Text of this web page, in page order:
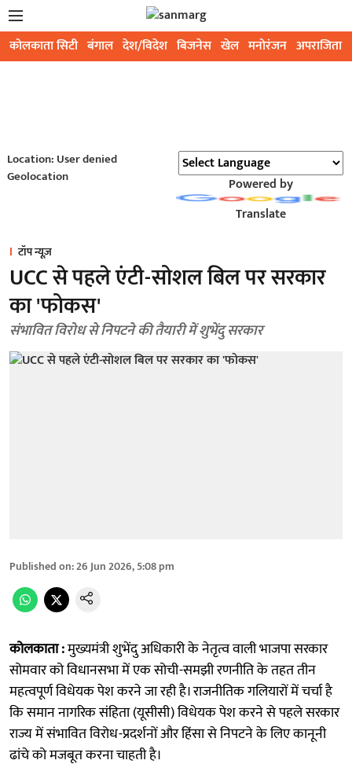
कोलकाता सिटी बंगाल देश/विदेश बिजनेस खेल मनोरंजन अपराजिता
Location: User denied
Geolocation
Powered by
Translate
टॉप न्यूज़
UCC से पहले एंटी-सोशल बिल पर सरकार
का 'फोकस'
संभावित विरोध से निपटने की तैयारी में शुभेंदु सरकार
Published on:26 Jun 2026, 5:08 pm
कोलकाता :मुख्यमंत्री शुभेंदु अधिकारी के नेतृत्व वाली भाजपा सरकार
सोमवार को विधानसभा में एक सोची-समझी रणनीति के तहत तीन
महत्वपूर्ण विधेयक पेश करने जा रही है। राजनीतिक गलियारों में चर्चा है
कि समान नागरिक संहिता (यूसीसी) विधेयक पेश करने से पहले सरकार
राज्य में संभावित विरोध-प्रदर्शनों और हिंसा से निपटने के लिए कानूनी
ढांचे को मजबूत करना चाहती है।